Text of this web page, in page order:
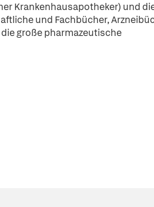
Krankenhausapotheker) und
und Fachbücher,
große pharmazeutische